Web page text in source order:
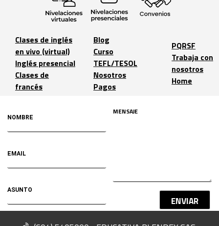
Clases de inglés
en vivo (virtual)
Inglés presencial
Clases de
francés
Blog
Curso
TEFL/TESOL
Nosotros
Pagos
PQRSF
Trabaja con
nosotros
Home
ENVIAR